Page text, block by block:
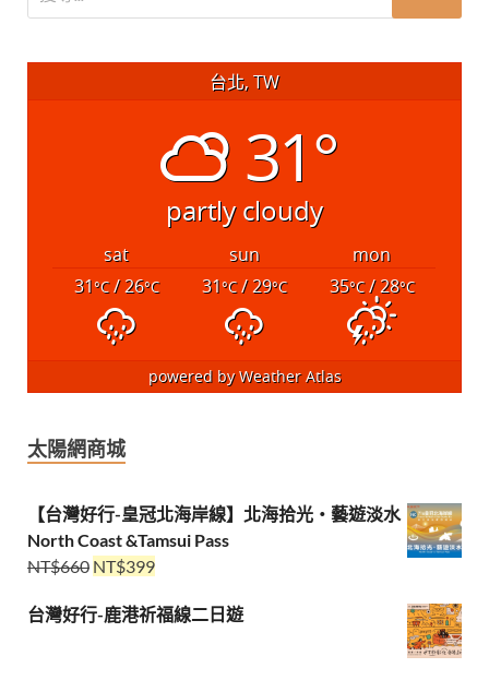
台北, TW
31°
partly cloudy
sat sun
mon
31°C/ 26°C 31°C/ 29°C 35°C/ 28°C
powered byWeather Atlas
太陽網商城
【台灣好行-皇冠北海岸線】北海拾光・藝遊淡水
North Coast &Tamsui Pass
NT$660 NT$399
台灣好行-鹿港祈福線二日遊